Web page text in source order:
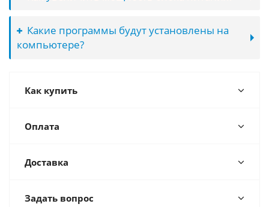
Какие программы будут установлены на
компьютере?
Как купить
Оплата
Доставка
Задать вопрос